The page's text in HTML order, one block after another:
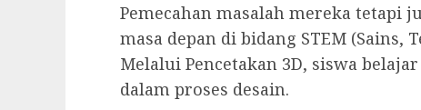
Pemecahan masalah mereka tetapi
masa depan di bidang STEM (Sains,
Melalui Pencetakan 3D, siswa
dalam proses desain.